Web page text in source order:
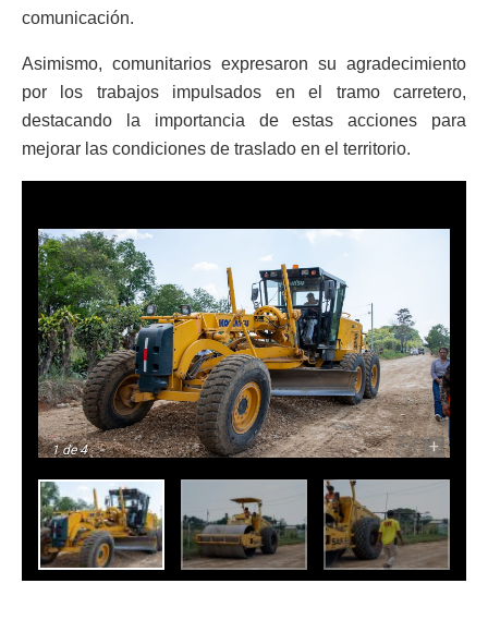
comunicación.
Asimismo, comunitarios expresaron su agradecimiento
por los trabajos impulsados en el tramo carretero,
destacando la importancia de estas acciones para
mejorar las condiciones de traslado en el territorio.
1de 4 - +